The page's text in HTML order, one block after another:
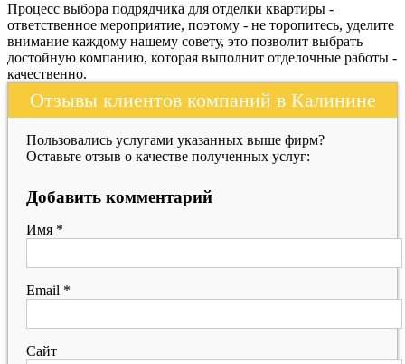
Процесс выбора подрядчика для отделки квартиры -
ответственное мероприятие, поэтому - не торопитесь, уделите
внимание каждому нашему совету, это позволит выбрать
достойную компанию, которая выполнит отделочные работы -
качественно.
Отзывы клиентов компаний в Калинине
Пользовались услугами указанных выше фирм?
Оставьте отзыв о качестве полученных услуг:
Добавить комментарий
Имя *
Email *
Сайт